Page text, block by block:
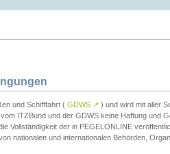
und Schifffahrt ( GDWS ↗ ) und wird mit aller
ITZBund und der GDWS keine Haftung und
Vollständigkeit der in PEGELONLINE
nationalen und internationalen Behörden,